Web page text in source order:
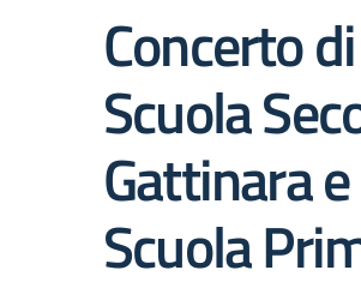
Concerto
Scuola
Gattinara
Scuola